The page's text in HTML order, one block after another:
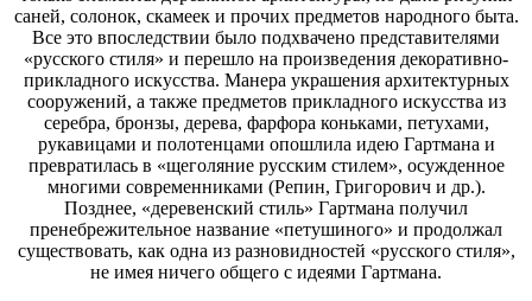
саней, солонок, скамеек и прочих предметов народного быта.
Все это впоследствии было подхвачено представителями
«русского стиля» и перешло на произведения декоративно-
прикладного искусства. Манера украшения архитектурных
сооружений, а также предметов прикладного искусства из
серебра, бронзы, дерева, фарфора коньками, петухами,
рукавицами и полотенцами опошлила идею Гартмана и
превратилась в «щеголяние русским стилем», осужденное
многими современниками (Репин, Григорович и др.).
Позднее, «деревенский стиль» Гартмана получил
пренебрежительное название «петушиного» и продолжал
существовать, как одна из разновидностей «русского стиля»,
не имея ничего общего с идеями Гартмана.